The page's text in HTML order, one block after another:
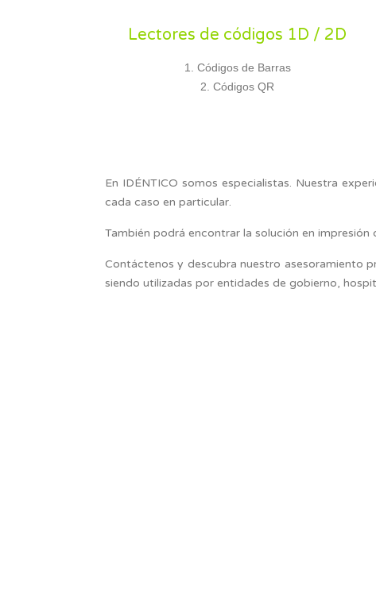
Lectores de códigos 1D / 2D
Códigos de Barras
Códigos QR
En IDÉNTICO somos especialistas. Nuestra
cada caso en particular.
También podrá encontrar la solución en
Contáctenos y descubra nuestro asesoramiento
siendo utilizadas por entidades de gobierno,